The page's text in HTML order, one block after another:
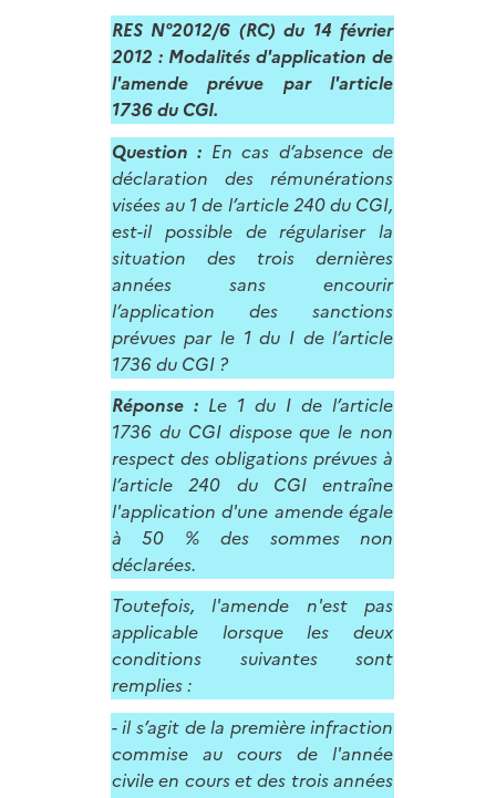
RES N°2012/6 (RC) du 14 février
2012 : Modalités d'application de
l'amende prévue par l'article
1736 du CGI.
Question : En cas d’absence de
déclaration des rémunérations
visées au 1 de l’article 240 du CGI,
est-il possible de régulariser la
situation des trois dernières
années sans encourir
l’application des sanctions
prévues par le 1 du I de l’article
1736 du CGI ?
Réponse : Le 1 du I de l’article
1736 du CGI dispose que le non
respect des obligations prévues à
l’article 240 du CGI entraîne
l'application d'une amende égale
à 50 % des sommes non
déclarées.
Toutefois, l'amende n'est pas
applicable lorsque les deux
conditions suivantes sont
remplies :
- il s’agit de la première infraction
commise au cours de l'année
civile en cours et des trois années